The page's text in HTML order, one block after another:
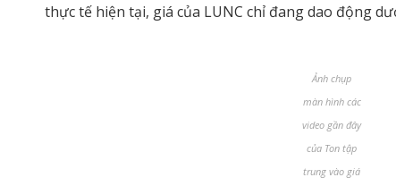
thực tế hiện tại, giá của LUNC chỉ đang dao động
Ảnh chụp
màn hình các
video gần đây
của Ton tập
trung vào giá